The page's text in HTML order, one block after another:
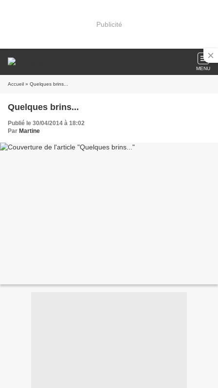
Publicité
MENU
Accueil » Quelques brins...
Quelques brins...
Publié le 30/04/2014 à 18:02
Par Martine